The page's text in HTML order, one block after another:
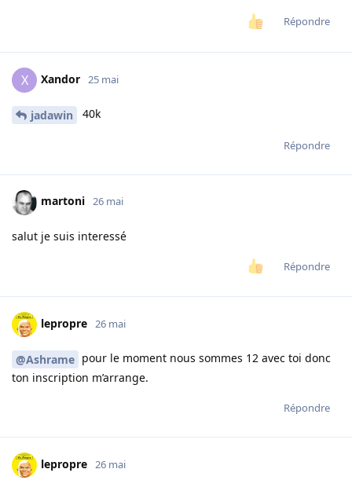
Répondre
X Xandor 25 mai
jadawin 40k
Répondre
martoni 26 mai
salut je suis interessé
Répondre
lepropre 26 mai
@Ashrame pour le moment nous sommes 12 avec toi donc
ton inscription m’arrange.
Répondre
lepropre 26 mai